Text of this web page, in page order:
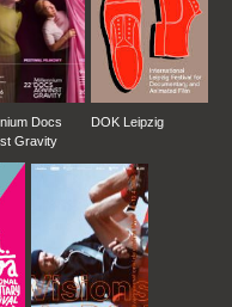
Docs
Gravity
DOK Leipzig